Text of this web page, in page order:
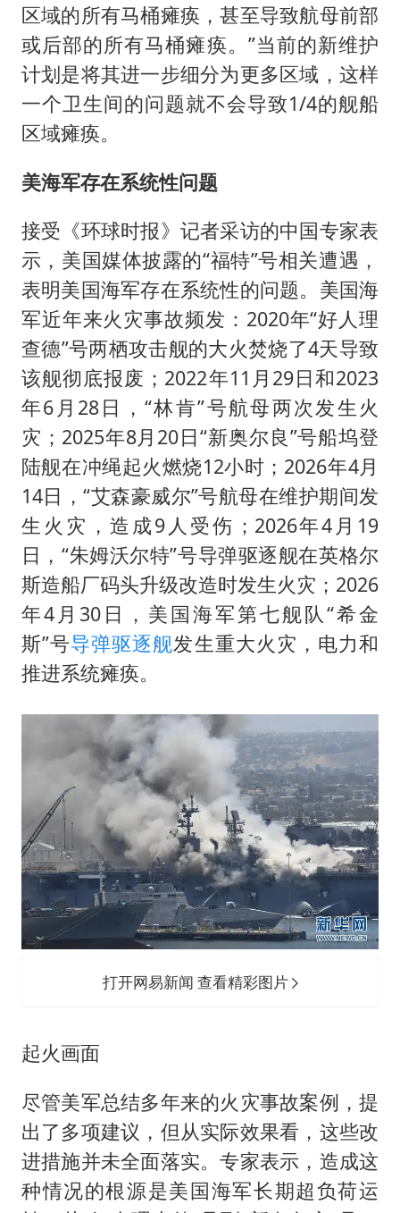
区域的所有马桶瘫痪，甚至导致航母前部
或后部的所有马桶瘫痪。”当前的新维护
计划是将其进一步细分为更多区域，这样
一个卫生间的问题就不会导致1/4的舰船
区域瘫痪。
美海军存在系统性问题
接受《环球时报》记者采访的中国专家表
示，美国媒体披露的“福特”号相关遭遇，
表明美国海军存在系统性的问题。美国海
军近年来火灾事故频发：2020年“好人理
查德”号两栖攻击舰的大火焚烧了4天导致
该舰彻底报废；2022年11月29日和2023
年6月28日，“林肯”号航母两次发生火
灾；2025年8月20日“新奥尔良”号船坞登
陆舰在冲绳起火燃烧12小时；2026年4月
14日，“艾森豪威尔”号航母在维护期间发
生火灾，造成9人受伤；2026年4月19
日，“朱姆沃尔特”号导弹驱逐舰在英格尔
斯造船厂码头升级改造时发生火灾；2026
年4月30日，美国海军第七舰队“希金
斯”号导弹驱逐舰发生重大火灾，电力和
推进系统瘫痪。
打开网易新闻 查看精彩图片
起火画面
尽管美军总结多年来的火灾事故案例，提
出了多项建议，但从实际效果看，这些改
进措施并未全面落实。专家表示，造成这
种情况的根源是美国海军长期超负荷运